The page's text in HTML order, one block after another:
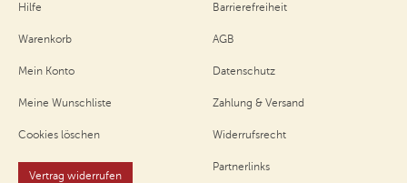
Hilfe
Warenkorb
Mein Konto
Meine Wunschliste
Cookies löschen
Vertrag widerrufen
Barrierefreiheit
AGB
Datenschutz
Zahlung & Versand
Widerrufsrecht
Partnerlinks